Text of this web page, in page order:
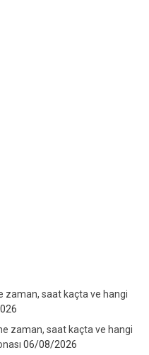
zaman, saat kaçta ve hangi
zaman, saat kaçta ve hangi
06/08/2026